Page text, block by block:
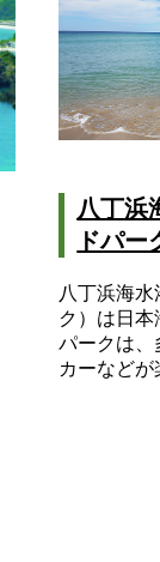
八丁浜
ドパー
八丁浜海
ク）は日
パークは、
カーなどが